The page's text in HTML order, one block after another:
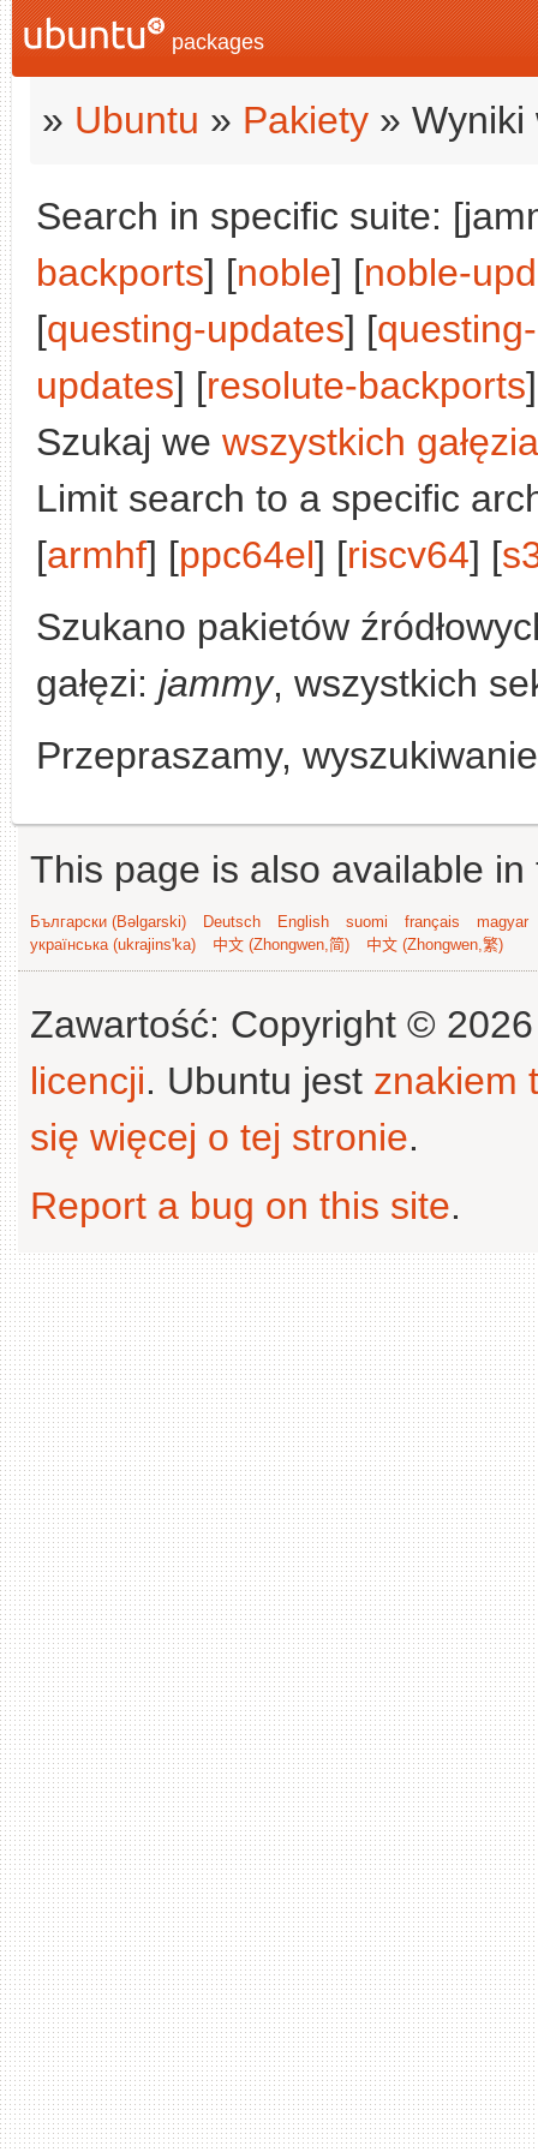
packages
» Ubuntu » Pakiety » Wyniki
Search in specific suite:
backports] [noble] [noble-
[questing-updates] [
updates] [resolute-backports
Szukaj we wszystkich
Limit search to a specific
[armhf] [ppc64el] [riscv64] [
Szukano pakietów
gałęzi: jammy, wszystkich
Przepraszamy,
This page is also available
Български (Bəlgarski) Deutsch English suomi français
magyar
українська (ukrajins'ka)
中文 (Zhongwen,简) 中文 (Zhongwen,繁)
Zawartość: Copyright ©
licencji. Ubuntu jest znakiem
się więcej o tej stronie.
Report a bug on this site.